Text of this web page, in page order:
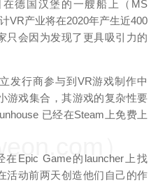
德国汉堡的一艘船上（MS
VR产业将在2020年产生近400
只会因为发现了更具吸引力的
发行商参与到VR游戏制作中
游戏集合，其游戏的复杂性要
已经在Steam上免费上
Epic Game的launcher上找
活动前两天创造他们自己的作
）